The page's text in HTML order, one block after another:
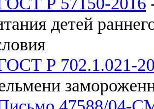
детей
Р 702.1.021-